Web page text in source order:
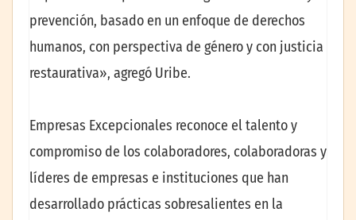
prevención, basado en un enfoque de derechos
humanos, con perspectiva de género y con justicia
restaurativa», agregó Uribe.
Empresas Excepcionales reconoce el talento y
compromiso de los colaboradores, colaboradoras y
líderes de empresas e instituciones que han
desarrollado prácticas sobresalientes en la